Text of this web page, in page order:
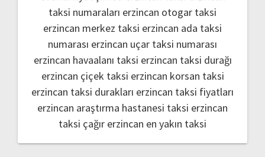
taksi numaraları erzincan otogar taksi
erzincan merkez taksi erzincan ada taksi
numarası erzincan uçar taksi numarası
erzincan havaalanı taksi erzincan taksi durağı
erzincan çiçek taksi erzincan korsan taksi
erzincan taksi durakları erzincan taksi fiyatları
erzincan araştırma hastanesi taksi erzincan
taksi çağır erzincan en yakın taksi